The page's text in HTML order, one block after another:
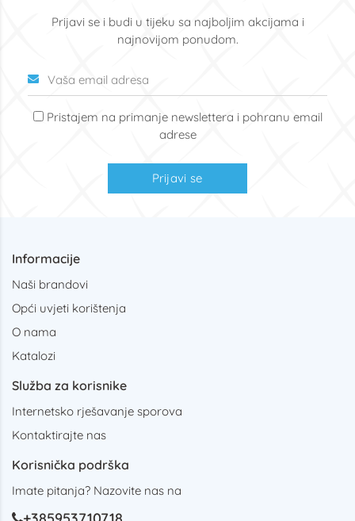
Prijavi se i budi u tijeku sa najboljim akcijama i
najnovijom ponudom.
Pristajem na primanje newslettera i pohranu email
adrese
Prijavi se
Informacije
Naši brandovi
Opći uvjeti korištenja
O nama
Katalozi
Služba za korisnike
Internetsko rješavanje sporova
Kontaktirajte nas
Korisnička podrška
Imate pitanja? Nazovite nas na